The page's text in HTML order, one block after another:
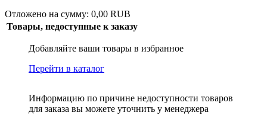
Отложено на сумму: 0,00 RUB
Товары, недоступные к заказу
Добавляйте ваши товары в избранное
Перейти в каталог
Информацию по причине недоступности товаров
для заказа вы можете уточнить у менеджера